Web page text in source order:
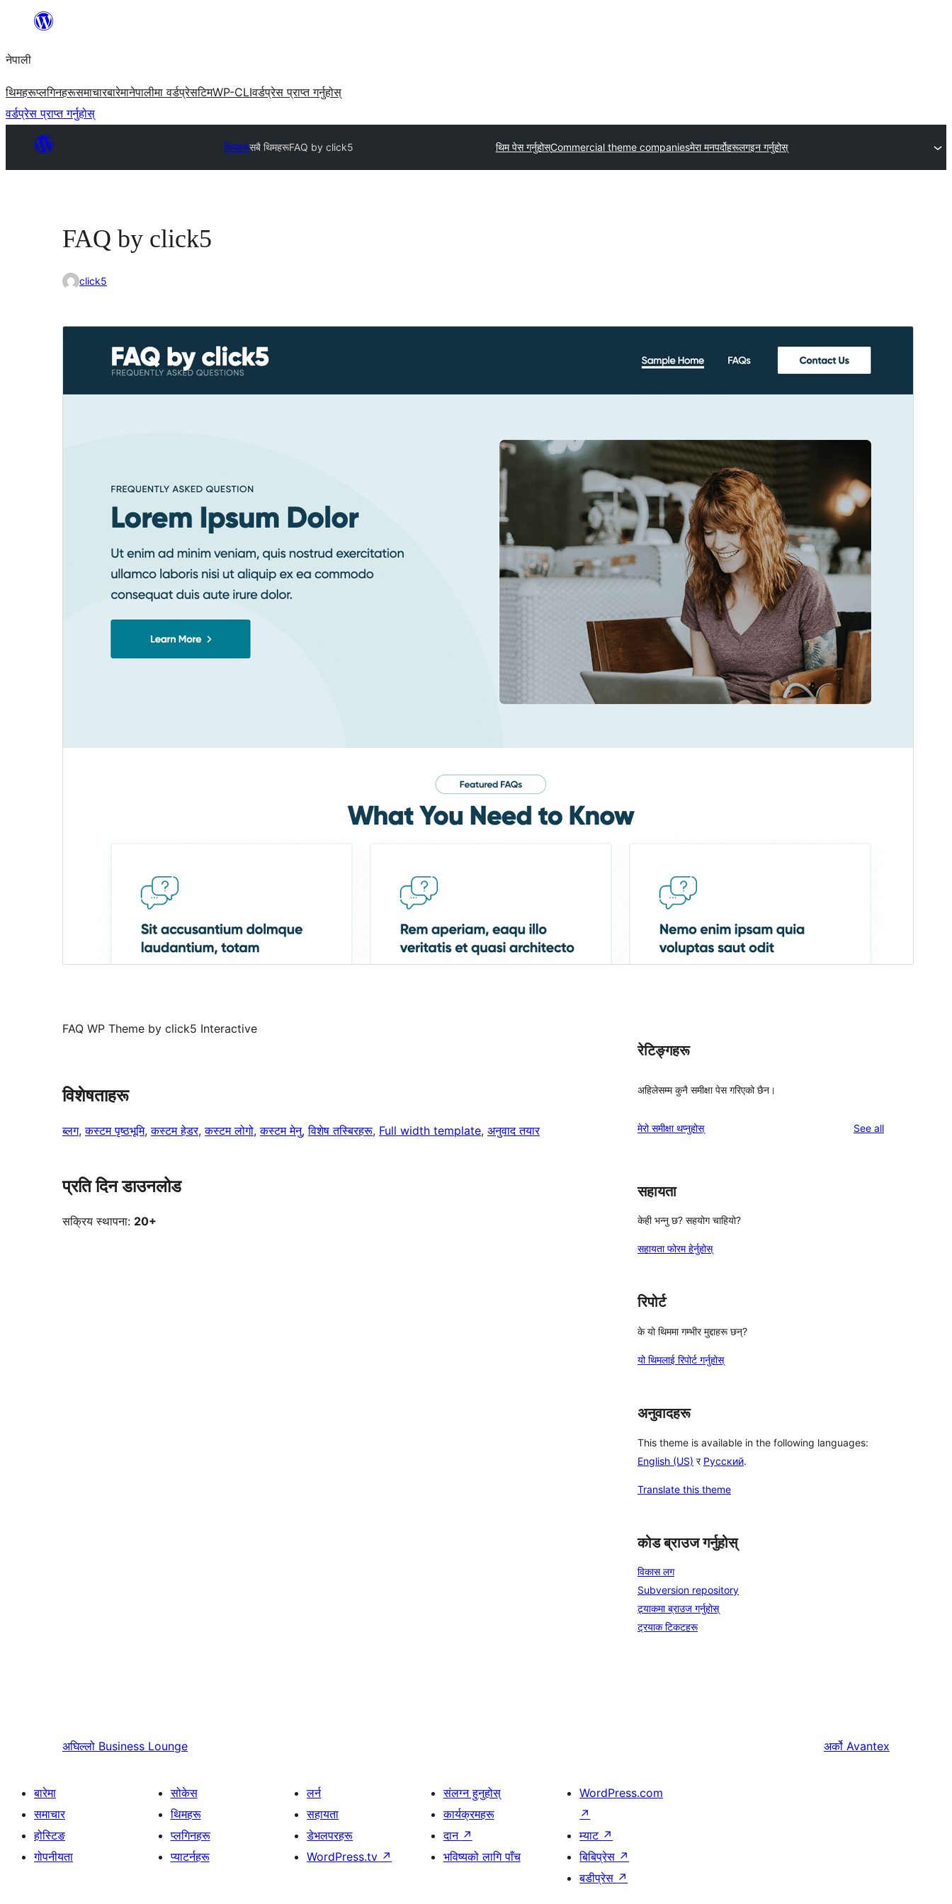
सामग्रीमा
नेपाली
थिमहरूप्लगिनहरूसमाचारबारेमानेपालीमा वर्डप्रेसटिमWP-CLIवर्डप्रेस प्राप्त गर्नुहोस्
वर्डप्रेस प्राप्त गर्नुहोस्
थिमहरूसबै थिमहरूFAQ by click5 थिम पेस गर्नुहोस्Commercial theme companiesमेरा मनपर्दोहरूलगइन गर्नुहोस्
FAQ by click5
click5
संस्करण
थिम गृहपृष्ठ
FAQ WP Theme by click5 Interactive
विशेषताहरू
ब्लग, कस्टम पृष्ठभूमि, कस्टम हेडर, कस्टम लोगो, कस्टम मेनु, विशेष तस्बिरहरू, Full width template, अनुवाद तयार
प्रति दिन डाउनलोड
सक्रिय स्थापना: 20+
रेटिङ्गहरू
अहिलेसम्म कुनै समीक्षा पेस गरिएको छैन।
मेरो समीक्षा थप्नुहोस् See allreviews
सहायता
केही भन्नु छ? सहयोग चाहियो?
सहायता फोरम हेर्नुहोस्
रिपोर्ट
के यो थिममा गम्भीर मुद्दाहरू छन्?
यो थिमलाई रिपोर्ट गर्नुहोस्
अनुवादहरू
This theme is available in the following languages:
English (US) र Русский.
Translate this theme
कोड ब्राउज गर्नुहोस्
विकास लग
Subversion repository
ट्र्याकमा ब्राउज गर्नुहोस्
ट्रयाक टिकटहरू
अघिल्लो Business Lounge अर्को Avantex
बारेमा
समाचार
होस्टिङ
गोपनीयता
सोकेस
थिमहरू
प्लगिनहरू
प्याटर्नहरू
लर्न
सहायता
डेभलपरहरू
WordPress.tv ↗
संलग्न हुनुहोस्
कार्यक्रमहरू
दान ↗
भविष्यको लागि पाँच
WordPress.com
↗
म्याट ↗
बिबिप्रेस ↗
बडीप्रेस ↗